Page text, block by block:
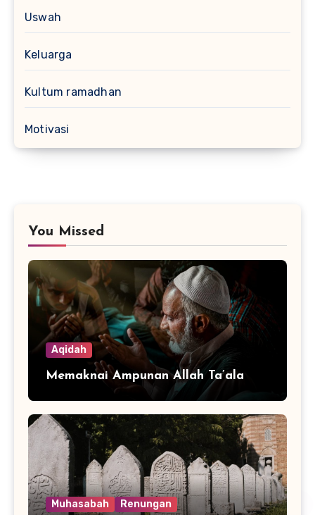
Uswah
Keluarga
Kultum ramadhan
Motivasi
You Missed
Aqidah
Memaknai Ampunan Allah Ta’ala
Muhasabah Renungan